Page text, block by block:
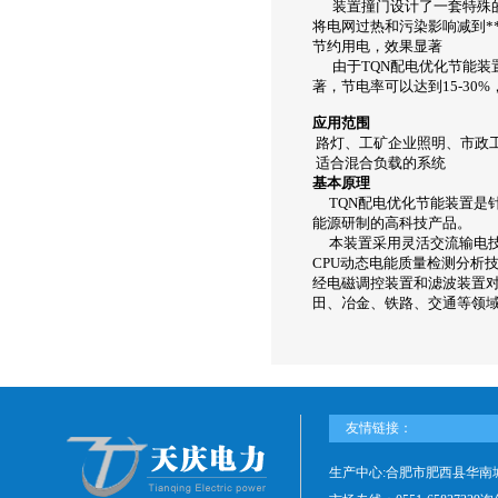
装置撞门设计了一套特殊
将电网过热和污染影响减到
节约用电，效果显著
由于TQN配电优化节能装
著，节电率可以达到15-
应用范围
路灯、工矿企业照明、市政
适合混合负载的系统
基本原理
TQN配电优化节能装置是
能源研制的高科技产品。
本装置采用灵活交流输电
CPU动态电能质量检测分析
经电磁调控装置和滤波装置
田、冶金、铁路、交通等领
友情链接：
生产中心:合肥市肥西县华南